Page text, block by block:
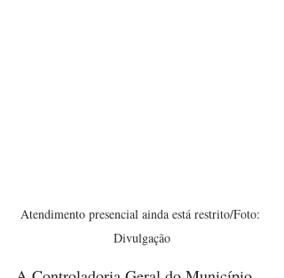
Atendimento presencial ainda está restrito/Foto:
Divulgação